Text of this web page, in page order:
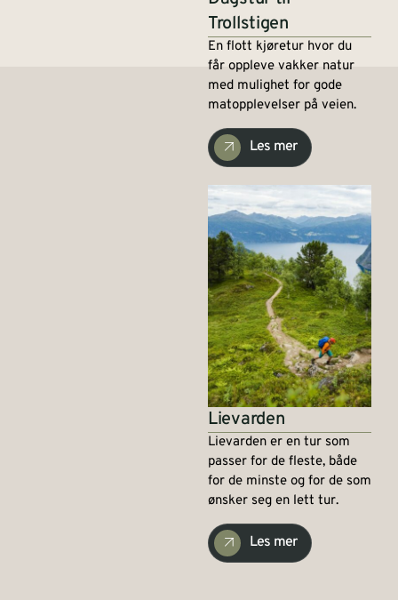
Trollstigen
En flott kjøretur hvor du
får oppleve vakker natur
med mulighet for gode
matopplevelser på veien.
Les mer
Lievarden
Lievarden er en tur som
passer for de fleste, både
for de minste og for de som
ønsker seg en lett tur.
Les mer